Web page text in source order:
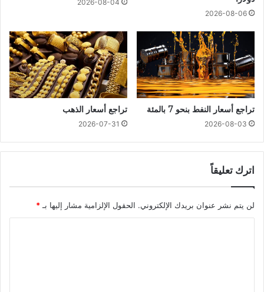
2026-08-06
2026-08-04
تراجع أسعار النفط بنحو 7 بالمئة
2026-08-03
تراجع أسعار الذهب
2026-07-31
اترك تعليقاً
لن يتم نشر عنوان بريدك الإلكتروني. الحقول الإلزامية مشار إليها بـ *